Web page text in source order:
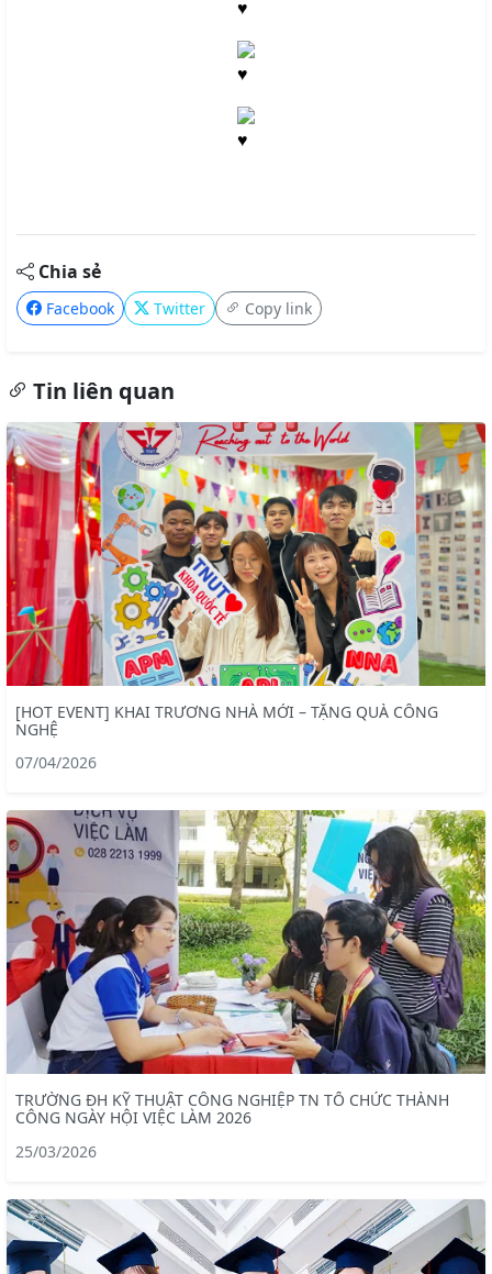
Chia sẻ
Facebook Twitter Copy link
Tin liên quan
[HOT EVENT] KHAI TRƯƠNG NHÀ MỚI – TẶNG QUÀ CÔNG
NGHỆ
07/04/2026
TRƯỜNG ĐH KỸ THUẬT CÔNG NGHIỆP TN TỔ CHỨC THÀNH
CÔNG NGÀY HỘI VIỆC LÀM 2026
25/03/2026